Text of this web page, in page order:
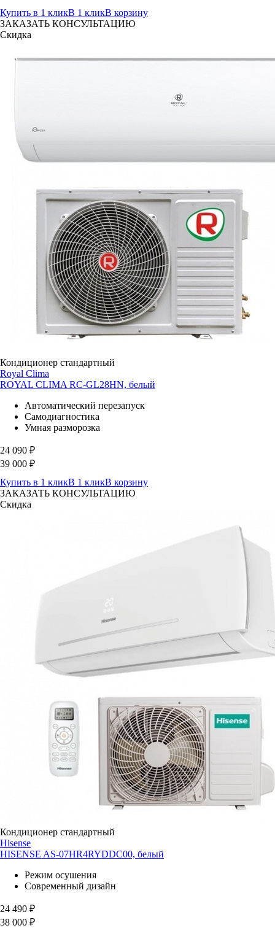
Купить в 1 кликВ 1 кликВ корзину
ЗАКАЗАТЬ КОНСУЛЬТАЦИЮ
Скидка
Кондиционер стандартный
Royal Clima
ROYAL CLIMA RC-GL28HN, белый
Автоматический перезапуск
Самодиагностика
Умная разморозка
24 090 ₽
39 000 ₽
Купить в 1 кликВ 1 кликВ корзину
ЗАКАЗАТЬ КОНСУЛЬТАЦИЮ
Скидка
Кондиционер стандартный
Hisense
HISENSE AS-07HR4RYDDC00, белый
Режим осушения
Современный дизайн
24 490 ₽
38 000 ₽